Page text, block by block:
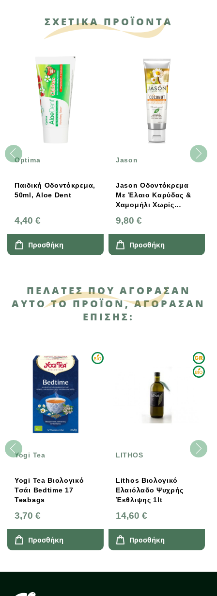
ΣΧΕΤΙΚΑ ΠΡΟΪΟΝΤΑ
Optima
Παιδική Οδοντόκρεμα,
50ml, Aloe Dent
4,40 €
Προσθήκη
Jason
Jason Oδοντόκρεμα
Με Έλαιο Καρύδας &
Χαμομήλι Χωρίς
9,80 €
Προσθήκη
ΠΕΛΆΤΕΣ ΠΟΥ ΑΓΌΡΑΣΑΝ
ΑΥΤΌ ΤΟ ΠΡΟΪΌΝ, ΑΓΌΡΑΣΑΝ
ΕΠΊΣΗΣ:
Yogi Tea
Yogi Tea Βιολογικό
Τσάι Bedtime 17
Teabags
3,70 €
Προσθήκη
LITHOS
Lithos Βιολογικό
Ελαιόλαδο Ψυχρής
Έκθλιψης 1lt
14,60 €
Προσθήκη